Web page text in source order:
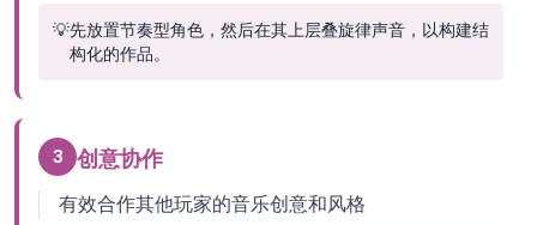
💡先放置节奏型角色，然后在其上层叠旋律声音，以构建结
构化的作品。
3 创意协作
有效合作其他玩家的音乐创意和风格